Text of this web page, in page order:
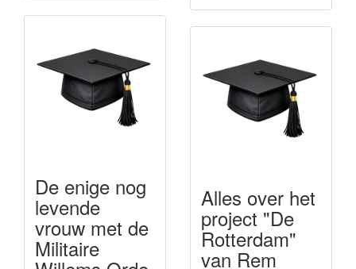
De enige nog
levende
vrouw met de
Militaire
Alles over het
project "De
Rotterdam"
van Rem